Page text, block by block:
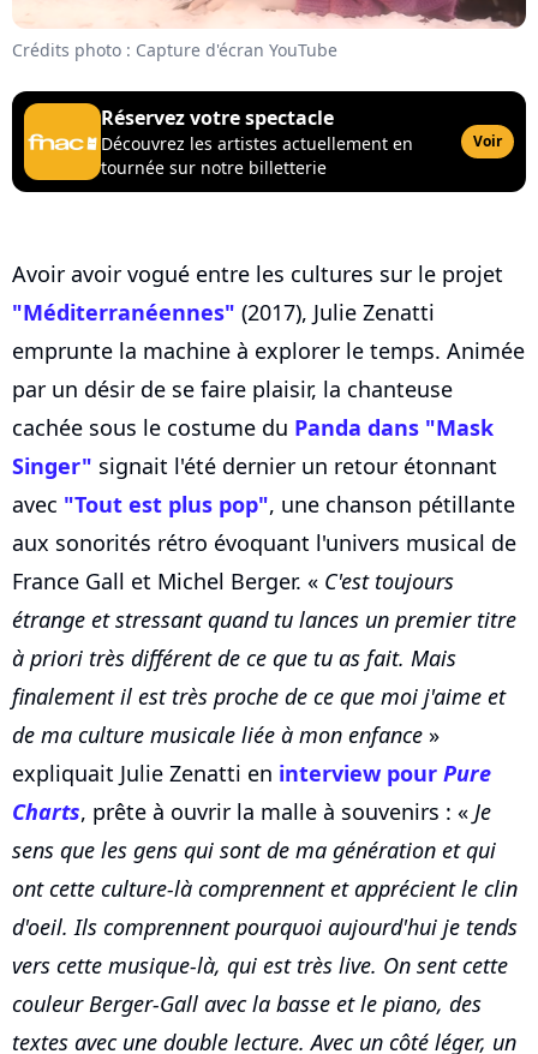
Crédits photo : Capture d'écran YouTube
Réservez votre spectacle
Découvrez les artistes actuellement en
tournée sur notre billetterie
Voir
Avoir avoir vogué entre les cultures sur le projet
"Méditerranéennes" (2017), Julie Zenatti
emprunte la machine à explorer le temps. Animée
par un désir de se faire plaisir, la chanteuse
cachée sous le costume du Panda dans "Mask
Singer" signait l'été dernier un retour étonnant
avec "Tout est plus pop", une chanson pétillante
aux sonorités rétro évoquant l'univers musical de
France Gall et Michel Berger. « C'est toujours
étrange et stressant quand tu lances un premier titre
à priori très différent de ce que tu as fait. Mais
finalement il est très proche de ce que moi j'aime et
de ma culture musicale liée à mon enfance »
expliquait Julie Zenatti en interview pour Pure
Charts, prête à ouvrir la malle à souvenirs : « Je
sens que les gens qui sont de ma génération et qui
ont cette culture-là comprennent et apprécient le clin
d'oeil. Ils comprennent pourquoi aujourd'hui je tends
vers cette musique-là, qui est très live. On sent cette
couleur Berger-Gall avec la basse et le piano, des
textes avec une double lecture. Avec un côté léger, un